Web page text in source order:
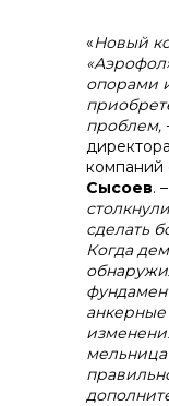
«Новый
опорами
проблем,
компаний
Сысоев. –
сделать
Когда
мельница